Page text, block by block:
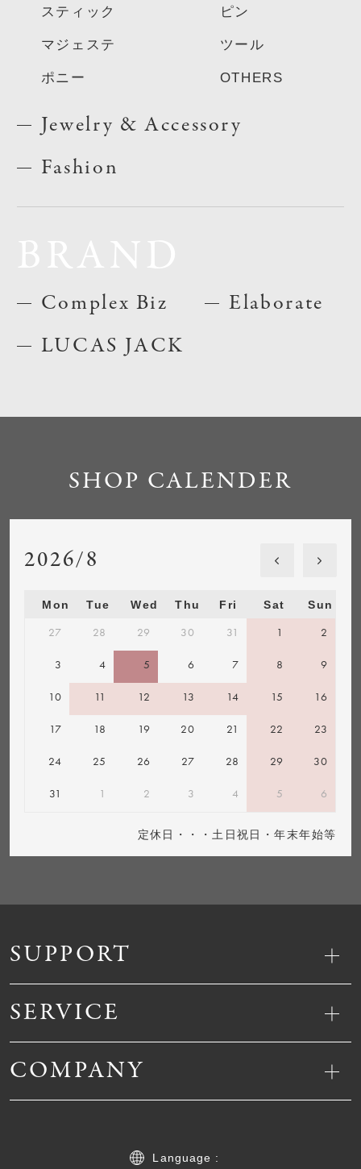
スティック
マジェステ
ポニー
ピン
ツール
OTHERS
Jewelry & Accessory
Fashion
Complex Biz
LUCAS JACK
Elaborate
SUPPORT
SERVICE
COMPANY
Language :
SHOP CALENDER
2026/8
Mon Tue Wed Thu Fri Sat Sun
27 28 29 30 31 1 2
3 4 5 6 7 8 9
10 11 12 13 14 15 16
17 18 19 20 21 22 23
24 25 26 27 28 29 30
31 1 2 3 4 5 6
定休日・・・土日祝日・年末年始等